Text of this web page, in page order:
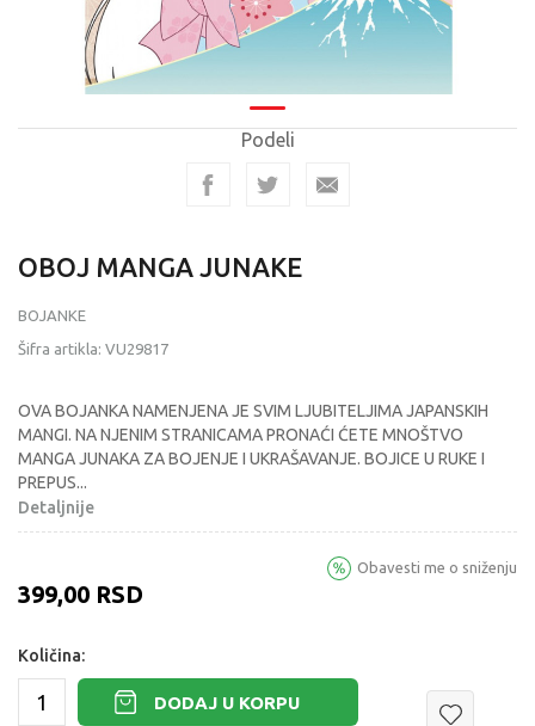
Podeli
OBOJ MANGA JUNAKE
BOJANKE
Šifra artikla: VU29817
OVA BOJANKA NAMENJENA JE SVIM LJUBITELJIMA JAPANSKIH
MANGI. NA NJENIM STRANICAMA PRONAĆI ĆETE MNOŠTVO
MANGA JUNAKA ZA BOJENJE I UKRAŠAVANJE. BOJICE U RUKE I
PREPUS...
Detaljnije
399,00 RSD
Obavesti me o sniženju
Količina:
DODAJ U KORPU